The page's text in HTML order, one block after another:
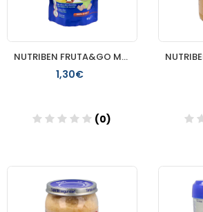
NUTRIBEN FRUTA&GO MANZANA Y PLATANO 90G
1,30€
(0)